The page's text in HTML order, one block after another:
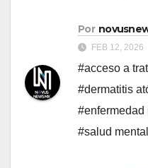
Por
FEB 12, 2026
#acceso a
#dermatitis
#enfermedad
#salud